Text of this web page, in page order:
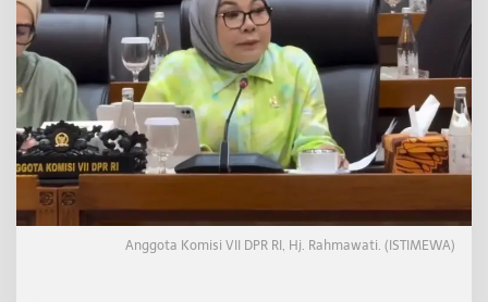
r
i
:
R
a
h
m
a
w
a
i
M
Anggota Komisi VII DPR RI, Hj. Rahmawati. (ISTIMEWA)